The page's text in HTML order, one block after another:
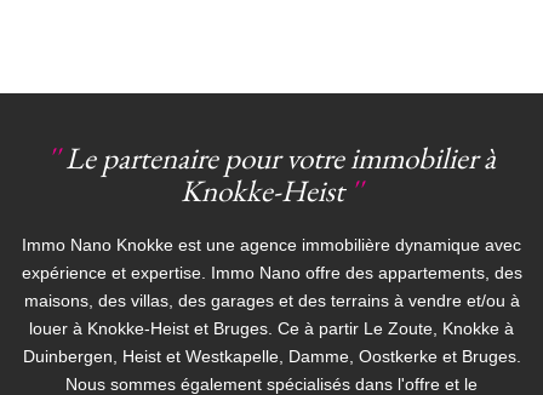
''Le partenaire pour votre immobilier à
Knokke-Heist ''
Immo Nano Knokke est une agence immobilière dynamique avec
expérience et expertise. Immo Nano offre des appartements, des
maisons, des villas, des garages et des terrains à vendre et/ou à
louer à Knokke-Heist et Bruges. Ce à partir Le Zoute, Knokke à
Duinbergen, Heist et Westkapelle, Damme, Oostkerke et Bruges.
Nous sommes également spécialisés dans l'offre et le